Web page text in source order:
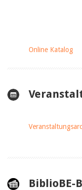
Online Katalog